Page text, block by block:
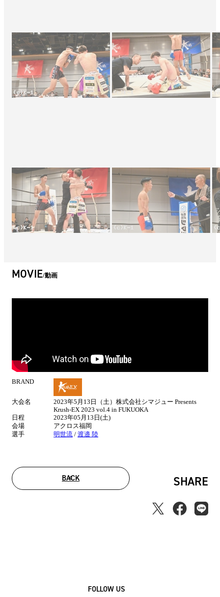
MOVIE 動画
BRAND
大会名
2023年5月13日（土）株式会社シマジュー Presents
Krush-EX 2023 vol.4 in FUKUOKA
日程
2023年05月13日(土)
会場
アクロス福岡
選手
明世流 / 渡邉 陸
BACK SHARE
FOLLOW US